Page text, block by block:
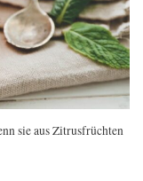
sie aus Zitrusfrüchten